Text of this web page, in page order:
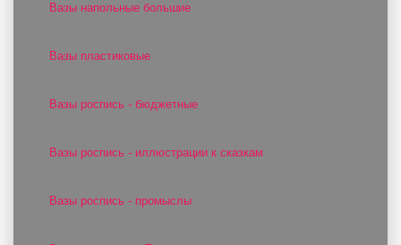
Вазы напольные большие
Вазы пластиковые
Вазы роспись - бюджетные
Вазы роспись - иллюстрации к сказкам
Вазы роспись - промыслы